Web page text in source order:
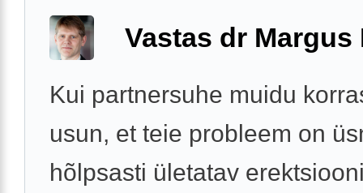
Vastas dr Margus
Kui partnersuhe muidu
usun, et teie probleem on
hõlpsasti ületatav